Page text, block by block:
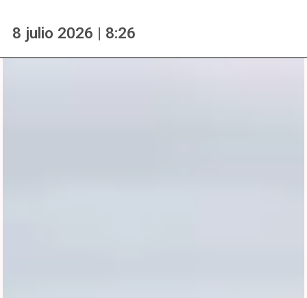
8 julio 2026 | 8:26